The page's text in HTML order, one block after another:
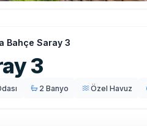
Bahçe Saray 3
3
2 Banyo Özel Havuz